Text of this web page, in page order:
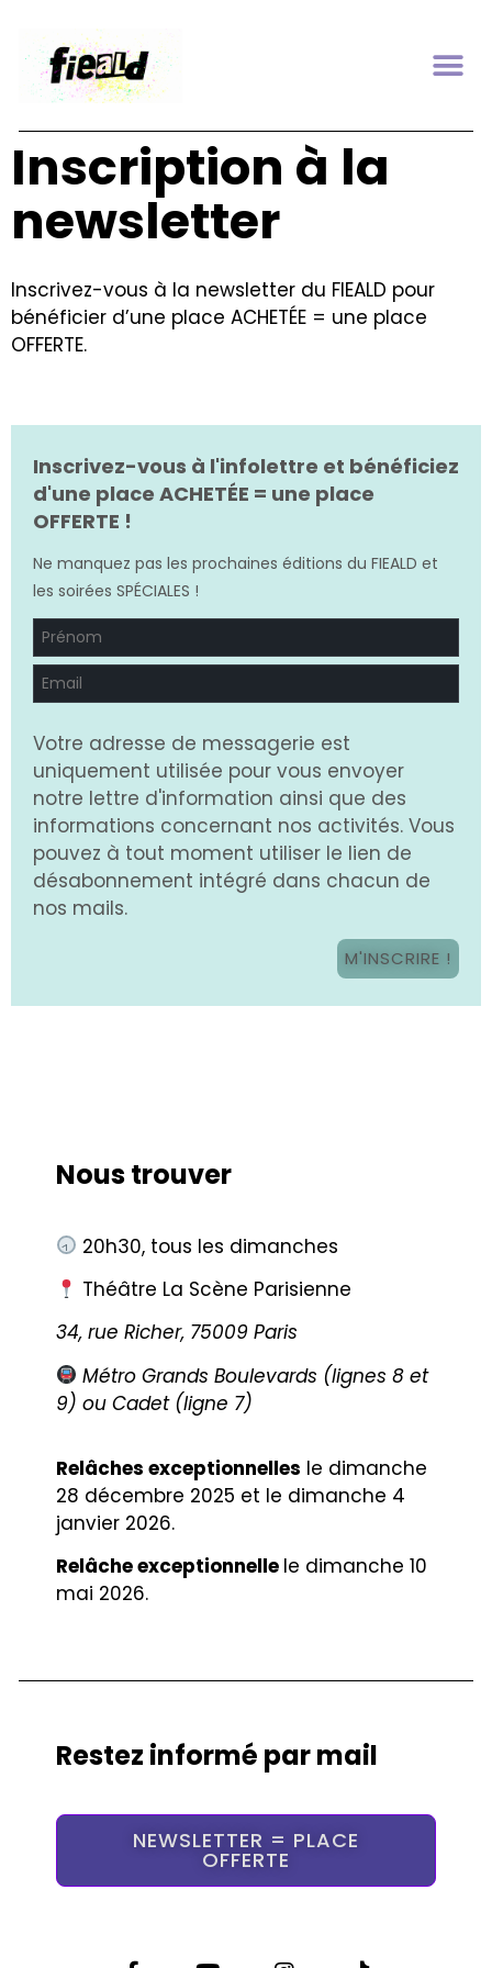
Inscription à la
newsletter
Inscrivez-vous à la newsletter du FIEALD pour
bénéficier d’une place ACHETÉE = une place
OFFERTE.
Inscrivez-vous à l'infolettre et bénéficiez
d'une place ACHETÉE = une place
OFFERTE !
Ne manquez pas les prochaines éditions du FIEALD et
les soirées SPÉCIALES !
Votre adresse de messagerie est
uniquement utilisée pour vous envoyer
notre lettre d'information ainsi que des
informations concernant nos activités. Vous
pouvez à tout moment utiliser le lien de
désabonnement intégré dans chacun de
nos mails.
Nous trouver
20h30, tous les dimanches
Théâtre La Scène Parisienne
34, rue Richer, 75009 Paris
Métro Grands Boulevards (lignes 8 et
9) ou Cadet (ligne 7)
Relâches exceptionnelles le dimanche
28 décembre 2025 et le dimanche 4
janvier 2026.
Relâche exceptionnelle le dimanche 10
mai 2026.
Restez informé par mail
NEWSLETTER = PLACE
OFFERTE